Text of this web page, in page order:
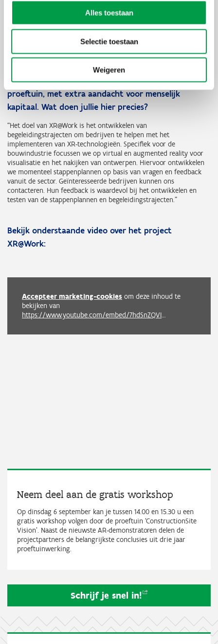
Alles toestaan
Selectie toestaan
Weigeren
Digital Construction Advisor WTCB en projectleider
proeftuin 'ConstructionSite Vision'
Jullie zijn met het WTCB ook betrokken bij het
nieuwe project XR@Work, een vervolg op de
proeftuin, met extra aandacht voor menselijk
kapitaal. Wat doen jullie hier precies?
“Het doel van XR@Work is het ontwikkelen van
begeleidingstrajecten om bedrijven te helpen met het
implementeren van XR-technologieën. Specifiek voor de
bouwindustrie focussen we op virtual en augmented reality voor
visualisatie en het nakijken van ontwerpen. Hiervoor ontwikkelen
we momenteel stappenplannen op basis van vragen en feedback
vanuit de sector. Geïnteresseerde bedrijven kunnen ons
contacteren. Hun feedback is waardevol bij het ontwikkelen en
testen van de stappenplannen en begeleidingstrajecten.”
Bekijk onderstaande video over het project
XR@Work:
Accepteer marketing-cookies om deze inhoud te
bekijken van
https://www.youtube.com/embed/7hdSnZQVILE?autoplay=0&start=0&rel=0
Neem deel aan de gratis workshop
Op dinsdag 6 september kan je tussen 14.00 en 15.30 u een
gratis workshop volgen door de proeftuin ‘ConstructionSite
Vision’. Naast de nieuwste AR-demonstratoren delen de
projectpartners de belangrijkste conclusies uit drie jaar
proeftuinwerking.
Schrijf je snel in!